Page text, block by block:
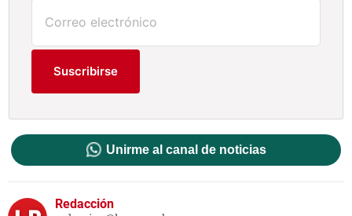
Suscribirse
Unirme al canal de noticias
Redacción